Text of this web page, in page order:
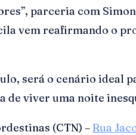
parceria com
vem reafirmando o
será o cenário ideal
de viver uma noite
(CTN) –Rua